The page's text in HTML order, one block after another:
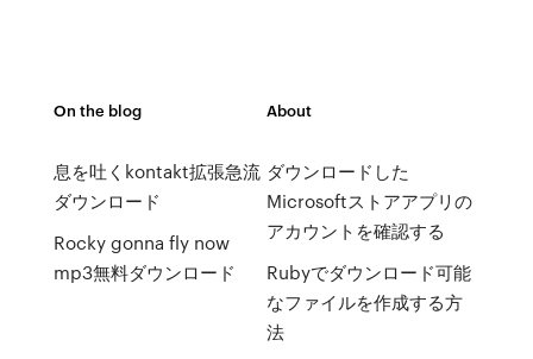
On the blog
息を吐くkontakt拡張急流
ダウンロード
Rocky gonna fly now
mp3無料ダウンロード
About
ダウンロードした
Microsoftストアアプリの
アカウントを確認する
Rubyでダウンロード可能
なファイルを作成する方
法